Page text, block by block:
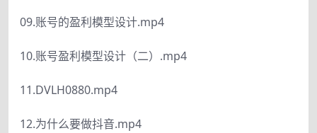
09.账号的盈利模型设计.mp4
10.账号盈利模型设计（二）.mp4
11.DVLH0880.mp4
12.为什么要做抖音.mp4